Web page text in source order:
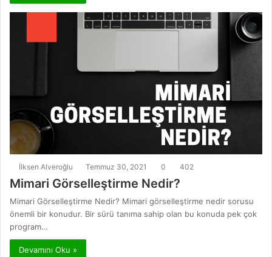
İlksen Alveroğlu Temmuz 30, 2021 0 402
Mimari Görselleştirme Nedir?
Mimari Görselleştirme Nedir? Mimari görselleştirme nedir sorusu
önemli bir konudur. Bir sürü tanıma sahip olan bu konuda pek çok
program…
Devamını Oku »